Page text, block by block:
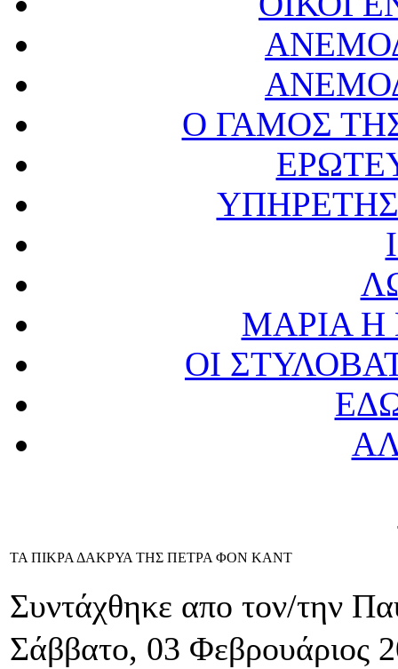
Ο ΓΑΜΟΣ
ΜΑΡΙΑ Η
ΟΙ
ΤΑ ΠΙΚΡΑ ΔΑΚΡΥΑ ΤΗΣ ΠΕΤΡΑ ΦΟΝ ΚΑΝΤ
Συντάχθηκε απο τον/την
Σάββατο, 03 Φεβρουάριος